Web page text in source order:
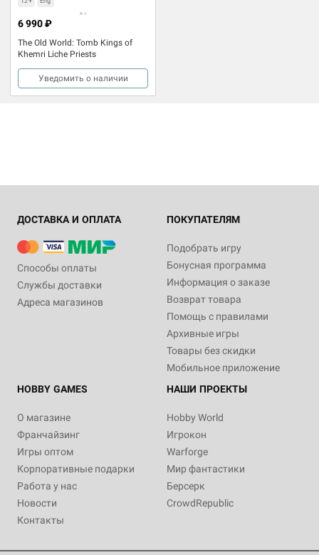
The Old World: Tomb Kings of
Khemri Liche Priests
6 990 ₽
Уведомить о наличии
ДОСТАВКА И ОПЛАТА
Способы оплаты
Службы доставки
Адреса магазинов
ПОКУПАТЕЛЯМ
Подобрать игру
Бонусная программа
Информация о заказе
Возврат товара
Помощь с правилами
Архивные игры
Товары без скидки
Мобильное приложение
HOBBY GAMES
О магазине
Франчайзинг
Игры оптом
Корпоративные подарки
Работа у нас
Новости
Контакты
НАШИ ПРОЕКТЫ
Hobby World
Игрокон
Warforge
Мир фантастики
Берсерк
CrowdRepublic